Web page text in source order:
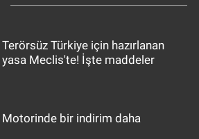
Terörsüz Türkiye için hazırlanan
yasa Meclis'te! İşte maddeler
Motorinde bir indirim daha